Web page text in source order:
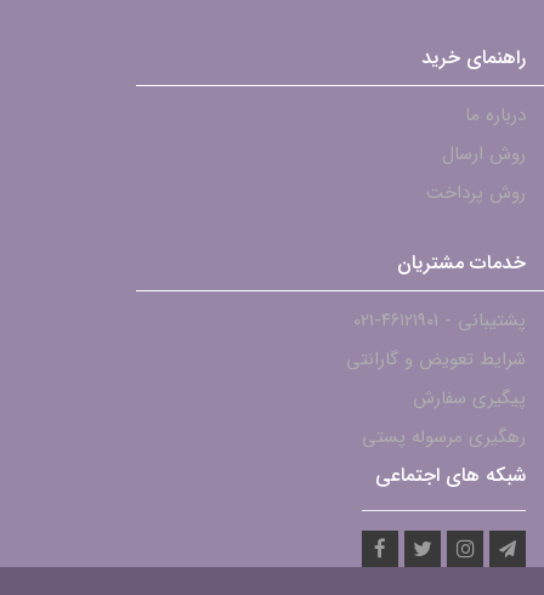
راهنمای خرید
درباره ما
روش ارسال
روش پرداخت
خدمات مشتریان
پشتیبانی - ۴۶۱۲۱۹۰۱-021
شرایط تعویض و گارانتی
پیگیری سفارش
رهگیری مرسوله پستی
شبکه های اجتماعی